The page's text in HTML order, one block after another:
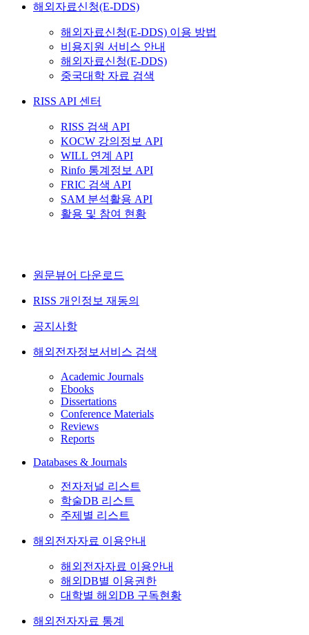
해외자료신청(E-DDS)
해외자료신청(E-DDS) 이용 방법
비용지원 서비스 안내
해외자료신청(E-DDS)
중국대학 자료 검색
RISS API 센터
RISS 검색 API
KOCW 강의정보 API
WILL 연계 API
Rinfo 통계정보 API
FRIC 검색 API
SAM 분석활용 API
활용 및 참여 현황
원문뷰어 다운로드
RISS 개인정보 재동의
공지사항
해외전자정보서비스 검색
Academic Journals
Ebooks
Dissertations
Conference Materials
Reviews
Reports
Databases & Journals
전자저널 리스트
학술DB 리스트
주제별 리스트
해외전자자료 이용안내
해외전자자료 이용안내
해외DB별 이용권한
대학별 해외DB 구독현황
해외전자자료 통계